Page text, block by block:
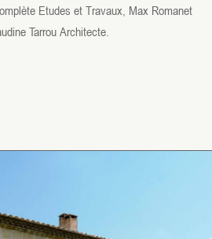
Etudes et Travaux, Max Romanet
Tarrou Architecte.